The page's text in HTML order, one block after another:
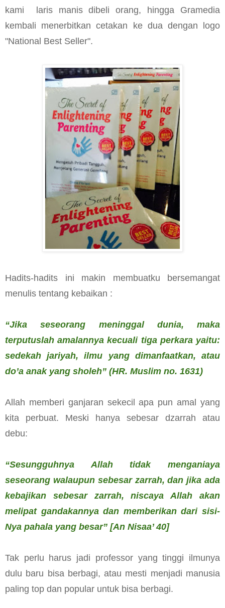
kami laris manis dibeli orang, hingga Gramedia
kembali menerbitkan cetakan ke dua dengan logo
"National Best Seller".
Hadits-hadits ini makin membuatku bersemangat
menulis tentang kebaikan :
“Jika seseorang meninggal dunia, maka
terputuslah amalannya kecuali tiga perkara yaitu:
sedekah jariyah, ilmu yang dimanfaatkan, atau
do’a anak yang sholeh” (HR. Muslim no. 1631)
Allah memberi ganjaran sekecil apa pun amal yang
kita perbuat. Meski hanya sebesar dzarrah atau
debu:
“Sesungguhnya Allah tidak menganiaya
seseorang walaupun sebesar zarrah, dan jika ada
kebajikan sebesar zarrah, niscaya Allah akan
melipat gandakannya dan memberikan dari sisi-
Nya pahala yang besar” [An Nisaa’ 40]
Tak perlu harus jadi professor yang tinggi ilmunya
dulu baru bisa berbagi, atau mesti menjadi manusia
paling top dan popular untuk bisa berbagi.